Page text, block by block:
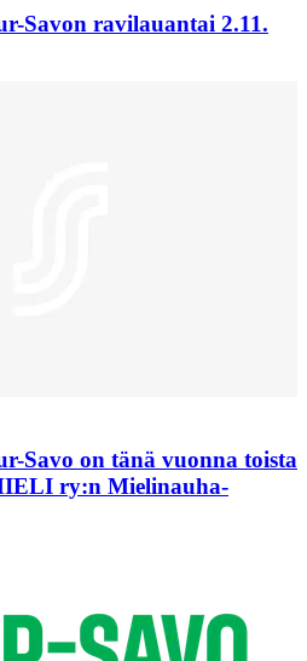
Savon ravilauantai 2.11.
Savo on tänä vuonna toista
ry:n Mielinauha-